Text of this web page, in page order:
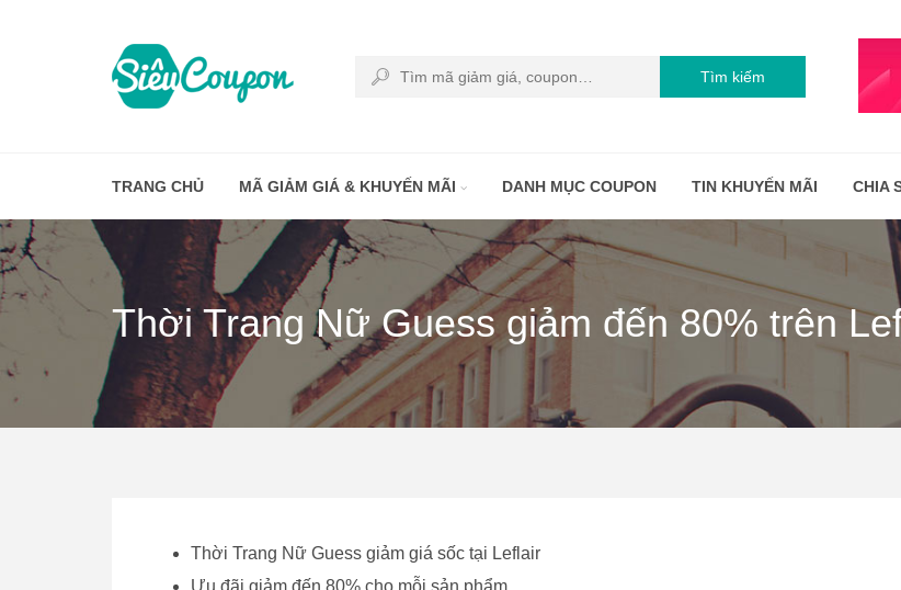
Tìm kiếm
TRANG CHỦ MÃ GIẢM GIÁ & KHUYẾN MÃI DANH MỤC COUPON TIN KHUYẾN MÃI CHIA
Thời Trang Nữ Guess giảm đến 80% trên
Thời Trang Nữ Guess giảm giá sốc tại Leflair
Ưu đãi giảm đến 80% cho mỗi sản phẩm